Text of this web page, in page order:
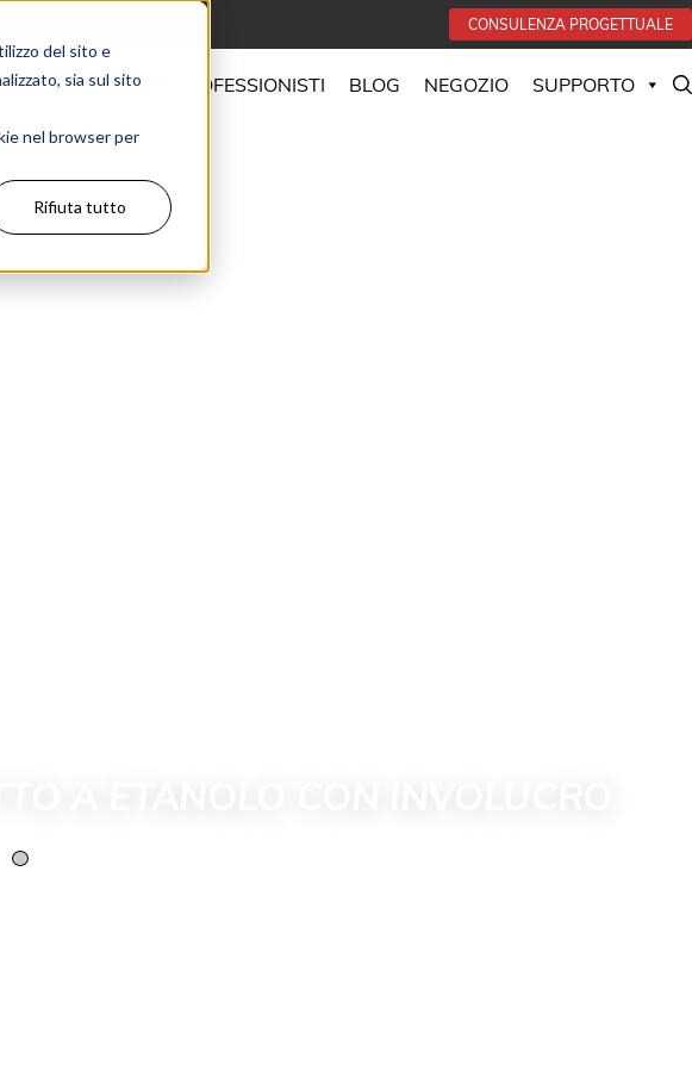
del sito e
sia sul sito
nel browser per
Rifiuta tutto
CONSULENZA PROGETTUALE
PER I PROFESSIONISTI BLOG NEGOZIO SUPPORTO